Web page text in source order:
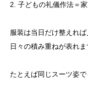
2. 子どもの礼儀作法＝
服装は当日だけ整えれ
日々の積み重ねが表れま
たとえば同じスーツ姿で